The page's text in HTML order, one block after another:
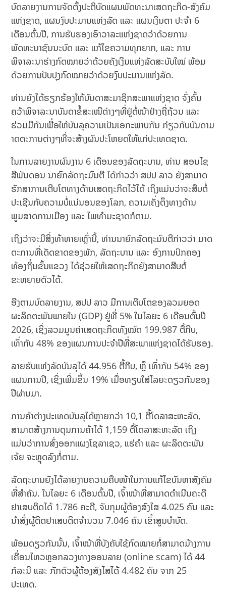
ບົດລາຍງານການຈັດຕັ້ງປະຕິບັດແຜນພັດທະນາເສດຖະກິດ-ສັງຄົມ
ແຫ່ງຊາດ, ແຜນງົບປະມານແຫ່ງລັດ ແລະ ແຜນເງິນຕາ ປະຈຳ 6
ເດືອນຕົ້ນປີ, ການຮັບຮອງເອົາວາລະແຫ່ງຊາດວ່າດ້ວຍການ
ພັດທະນາຊົນນະບົດ ແລະ ແກ້ໄຂຄວາມທຸກຍາກ, ແລະ ການ
ພິຈາລະນາຮ່າງກົດໝາຍວ່າດ້ວຍຄັງເງິນແຫ່ງລັດສະບັບໃໝ່ ພ້ອມ
ດ້ວຍການປັບປຸງກົດໝາຍວ່າດ້ວຍງົບປະມານແຫ່ງລັດ.
ທ່ານຍັງໄດ້ຮຽກຮ້ອງໃຫ້ບັນດາສະມາຊິກສະພາແຫ່ງຊາດ ຈົ່ງຄົ້ນ
ຄວ້າພິຈາລະນາບັນດາຂໍ້ສະເໜີຕ່າງໆທີ່ຢູ່ຕໍ່ໜ້າຢ່າງຖີ່ຖ້ວນ ແລະ
ຮ່ວມມືກັນເພື່ອໃຫ້ບັນລຸຄວາມເປັນເອກະພາບກັນ ກ່ຽວກັບບັນດາມ
າດຕະການຕ່າງໆທີ່ຈະສ້າງຜົນປະໂຫຍດໃຫ້ແກ່ປະເທດຊາດ.
ໃນການລາຍງານຜົນງານ 6 ເດືອນຂອງລັດຖະບານ, ທ່ານ ສອນໄຊ
ສີພັນດອນ ນາຍົກລັດຖະມົນຕີ ໄດ້ກ່າວວ່າ ສປປ ລາວ ຍັງສາມາດ
ຮັກສາການເຕີບໂຕທາງດ້ານເສດຖະກິດໄວ້ໄດ້ ເຖິງແມ່ນວ່າຈະສືບຕໍ່
ປະເຊີນກັບຄວາມບໍ່ແນ່ນອນຂອງໂລກ, ຄວາມເຄັ່ງຕຶງທາງດ້ານ
ພູມສາດການເມືອງ ແລະ ໄພທຳມະຊາດກໍຕາມ.
ເຖິງວ່າຈະມີສິ່ງທ້າທາຍເຫຼົ່ານີ້, ທ່ານນາຍົກລັດຖະມົນຕີກ່າວວ່າ ມາດ
ຕະການທີ່ເດັດຂາດຂອງພັກ, ລັດຖະບານ ແລະ ອົງການປົກຄອງ
ທ້ອງຖິ່ນຂັ້ນແຂວງ ໄດ້ຊ່ວຍໃຫ້ເສດຖະກິດຍັງສາມາດສືບຕໍ່
ຂະຫຍາຍຕົວໄດ້.
ອີງຕາມບົດລາຍງານ, ສປປ ລາວ ມີການເຕີບໂຕຂອງລວມຍອດ
ຜະລິດຕະພັນພາຍໃນ (GDP) ຢູ່ທີ່ 5% ໃນໄລຍະ 6 ເດືອນຕົ້ນປີ
2026, ເຊິ່ງລວມມູນຄ່າເສດຖະກິດທັງໝົດ 199.987 ຕື້ກີບ,
ເທົ່າກັບ 48% ຂອງແຜນການປະຈຳປີທີ່ສະພາແຫ່ງຊາດໄດ້ຮັບຮອງ.
ລາຍຮັບແຫ່ງລັດບັນລຸໄດ້ 44.956 ຕື້ກີບ, ຫຼຶ ເທົ່າກັບ 54% ຂອງ
ແຜນການປີ, ເຊິ່ງເພີ່ມຂຶ້ນ 19% ເມື່ອທຽບໃສ່ໄລຍະດຽວກັນຂອງ
ປີຜ່ານມາ.
ການຄ້າຕ່າງປະເທດບັນລຸໄດ້ຫຼາຍກວ່າ 10,1 ຕື້ໂດລາສະຫະລັດ,
ສາມາດສ້າງການດຸນການຄ້າໄດ້ 1,159 ຕື້ໂດລາສະຫະລັດ ເຖິງ
ແມ່ນວ່າການສົ່ງອອກແຜງໂຊລາເຊວ, ແຮ່ຄຳ ແລະ ຜະລິດຕະພັນ
ເຈ້ຍ ຈະຫຼຸດລົງກໍ່ຕາມ.
ລັດຖະບານຍັງໄດ້ລາຍງານຄວາມຄືບໜ້າໃນການແກ້ໄຂບັນຫາສັງຄົມ
ທີ່ສຳຄັນ. ໃນໄລຍະ 6 ເດືອນຕົ້ນປີ, ເຈົ້າໜ້າທີ່ສາມາດດຳເນີນຄະດີ
ຢາເສບຕິດໄດ້ 1.786 ຄະດີ, ຈັບກຸມຜູ້ຕ້ອງສົງໄສ 4.025 ຄົນ ແລະ
ນຳສົ່ງຜູ້ຕິດຢາເສບຕິດຈຳນວນ 7.046 ຄົນ ເຂົ້າສູນບຳບັດ.
ພ້ອມດຽວກັນນັ້ນ, ເຈົ້າໜ້າທີ່ບັງຄັບໃຊ້ກົດໝາຍກໍ່ສາມາດມ້າງການ
ເຄື່ອນໄຫວຫຼອກລວງທາງອອນລາຍ (online scam) ໄດ້ 44
ກໍລະນີ ແລະ ກັກຕົວຜູ້ຕ້ອງສົງໄສໄດ້ 4.482 ຄົນ ຈາກ 25
ປະເທດ.